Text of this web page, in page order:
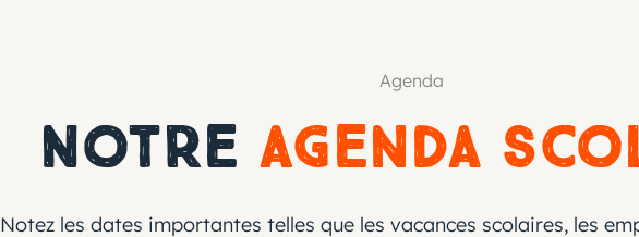
Agenda
Notre Agenda
Notez les dates importantes telles que les vacances scolaires, les